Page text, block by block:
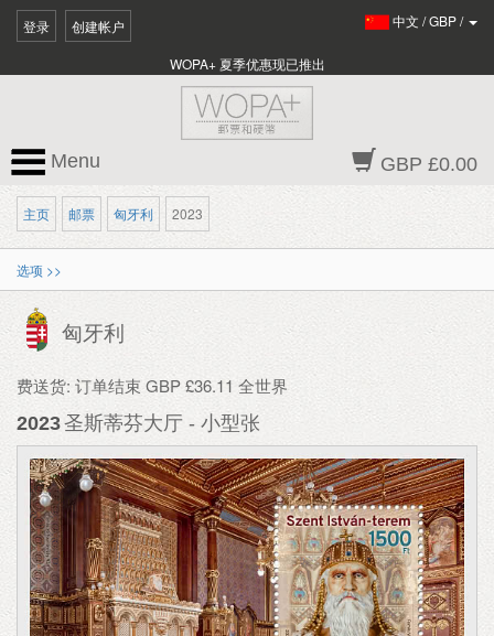
登录 创建帐户 中文 /GBP/
WOPA+ 夏季优惠现已推出
GBP £0.00
Menu
主页 邮票 匈牙利 2023
选项 >>
匈牙利
费送货: 订单结束 GBP £36.11 全世界
2023圣斯蒂芬大厅 - 小型张